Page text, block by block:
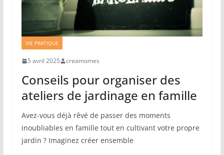
VIE PRATIQUE
5 avril 2025 creamomes
Conseils pour organiser des
ateliers de jardinage en famille
Avez-vous déjà rêvé de passer des moments
inoubliables en famille tout en cultivant votre propre
jardin ? Imaginez créer ensemble